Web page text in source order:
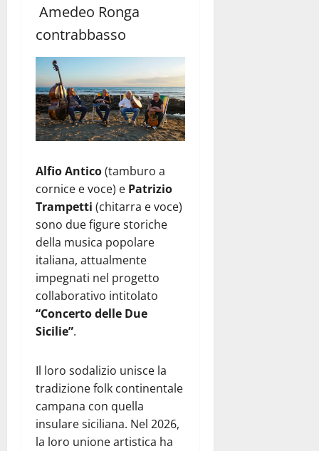
Amedeo Ronga
contrabbasso
Alfio Antico(tamburo a
cornice e voce) e Patrizio
Trampetti (chitarra e voce)
sono due figure storiche
della musica popolare
italiana, attualmente
impegnati nel progetto
collaborativo intitolato
“Concerto delle Due
Sicilie”.
Il loro sodalizio unisce la
tradizione folk continentale
campana con quella
insulare siciliana. Nel 2026,
la loro unione artistica ha